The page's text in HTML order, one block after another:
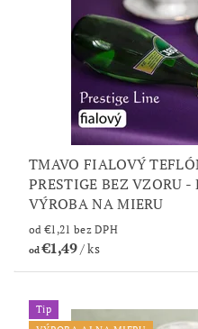
TMAVO FIALOVÝ
PRESTIGE BEZ VZORU -
VÝROBA NA MIERU
od €1,21 bez DPH
od€1,49/ ks
Tip